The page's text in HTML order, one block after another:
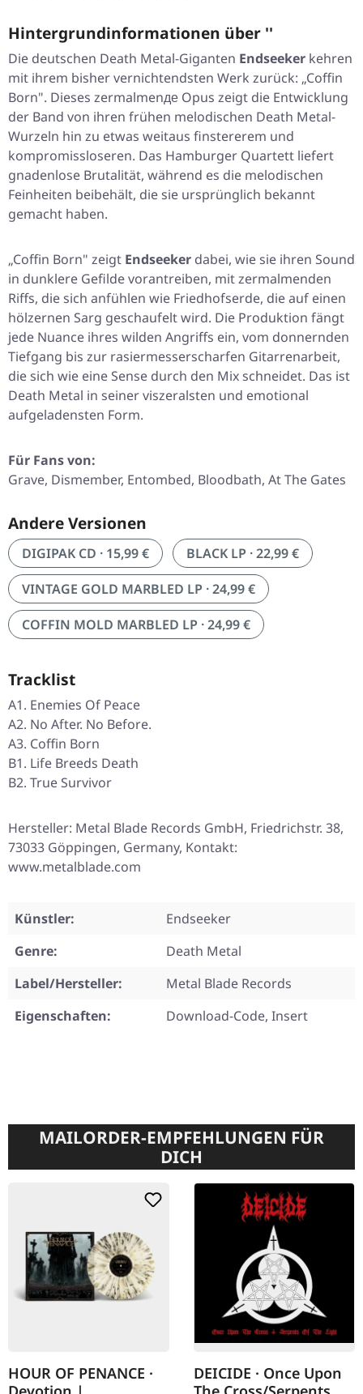
Hintergrundinformationen über ''
Die deutschen Death Metal-Giganten Endseeker kehren
mit ihrem bisher vernichtendsten Werk zurück: „Coffin
Born". Dieses zermalmenде Opus zeigt die Entwicklung
der Band von ihren frühen melodischen Death Metal-
Wurzeln hin zu etwas weitaus finstererem und
kompromissloseren. Das Hamburger Quartett liefert
gnadenlose Brutalität, während es die melodischen
Feinheiten beibehält, die sie ursprünglich bekannt
gemacht haben.
„Coffin Born" zeigt Endseeker dabei, wie sie ihren Sound
in dunklere Gefilde vorantreiben, mit zermalmenden
Riffs, die sich anfühlen wie Friedhofserde, die auf einen
hölzernen Sarg geschaufelt wird. Die Produktion fängt
jede Nuance ihres wilden Angriffs ein, vom donnernden
Tiefgang bis zur rasiermesserscharfen Gitarrenarbeit,
die sich wie eine Sense durch den Mix schneidet. Das ist
Death Metal in seiner viszeralsten und emotional
aufgeladensten Form.
Für Fans von:
Grave, Dismember, Entombed, Bloodbath, At The Gates
Andere Versionen
DIGIPAK CD · 15,99 €
BLACK LP · 22,99 €
VINTAGE GOLD MARBLED LP · 24,99 €
COFFIN MOLD MARBLED LP · 24,99 €
Tracklist
A1. Enemies Of Peace
A2. No After. No Before.
A3. Coffin Born
B1. Life Breeds Death
B2. True Survivor
Hersteller: Metal Blade Records GmbH, Friedrichstr. 38,
73033 Göppingen, Germany, Kontakt:
www.metalblade.com
Künstler:
Endseeker
Genre:
Death Metal
Label/Hersteller:
Metal Blade Records
Eigenschaften:
Download-Code, Insert
MAILORDER-EMPFEHLUNGEN FÜR
DICH
HOUR OF PENANCE ·
DEICIDE · Once Upon